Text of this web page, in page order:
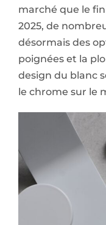
marché que le
2025, de
désormais des
poignées et la
design du blanc
le chrome sur le